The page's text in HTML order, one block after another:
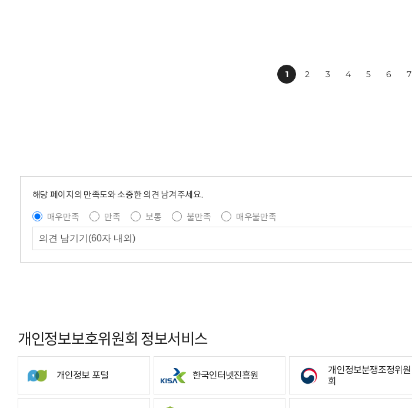
1 2 3 4 5 6 7
해당 페이지의 만족도와 소중한 의견 남겨주세요.
매우만족
만족 보통 불만족
매우불만족
개인정보보호위원회 정보서비스
개인정보 포털 한국인터넷진흥원
개인정보분쟁조정위원
회